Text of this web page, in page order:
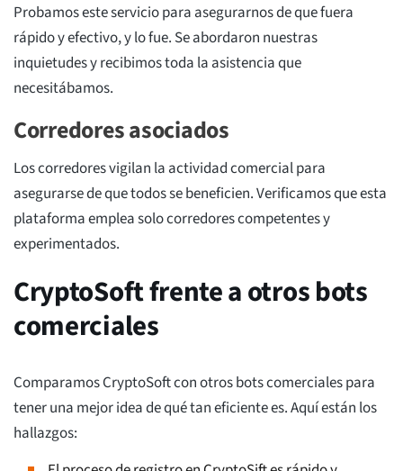
Probamos este servicio para asegurarnos de que fuera
rápido y efectivo, y lo fue. Se abordaron nuestras
inquietudes y recibimos toda la asistencia que
necesitábamos.
Corredores asociados
Los corredores vigilan la actividad comercial para
asegurarse de que todos se beneficien. Verificamos que esta
plataforma emplea solo corredores competentes y
experimentados.
CryptoSoft frente a otros bots
comerciales
Comparamos CryptoSoft con otros bots comerciales para
tener una mejor idea de qué tan eficiente es. Aquí están los
hallazgos: